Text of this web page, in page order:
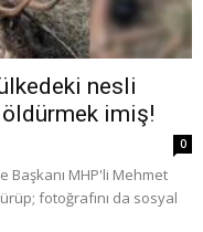
nesli
öldürmek imiş!
0
Başkanı MHP'li Mehmet
fotoğrafını da sosyal